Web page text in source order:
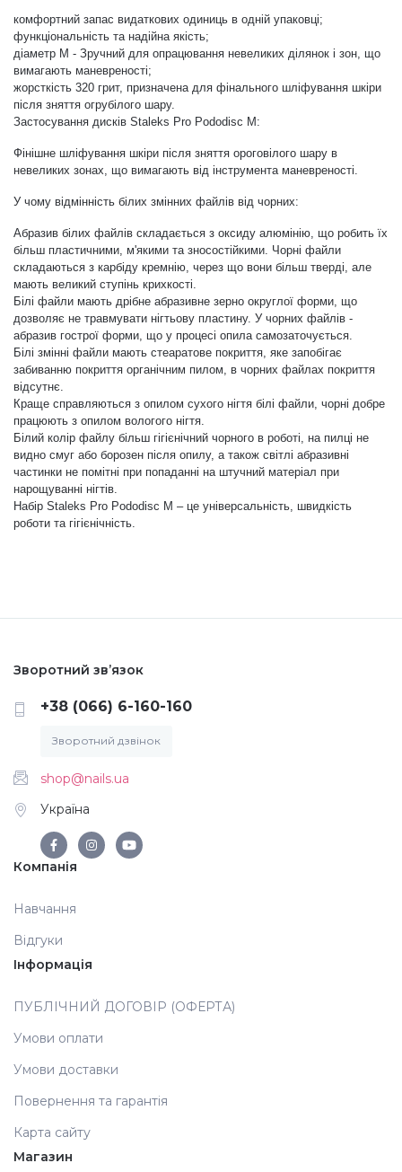
комфортний запас видаткових одиниць в одній упаковці;
функціональність та надійна якість;
діаметр M - Зручний для опрацювання невеликих ділянок і зон, що
вимагають маневреності;
жорсткість 320 грит, призначена для фінального шліфування шкіри
після зняття огрубілого шару.
Застосування дисків Staleks Pro Pododisc M:
Фінішне шліфування шкіри після зняття ороговілого шару в
невеликих зонах, що вимагають від інструмента маневреності.
У чому відмінність білих змінних файлів від чорних:
Абразив білих файлів складається з оксиду алюмінію, що робить їх
більш пластичними, м'якими та зносостійкими. Чорні файли
складаються з карбіду кремнію, через що вони більш тверді, але
мають великий ступінь крихкості.
Білі файли мають дрібне абразивне зерно округлої форми, що
дозволяє не травмувати нігтьову пластину. У чорних файлів -
абразив гострої форми, що у процесі опила самозаточується.
Білі змінні файли мають стеаратове покриття, яке запобігає
забиванню покриття органічним пилом, в чорних файлах покриття
відсутнє.
Краще справляються з опилом сухого нігтя білі файли, чорні добре
працюють з опилом вологого нігтя.
Білий колір файлу більш гігієнічний чорного в роботі, на пилці не
видно смуг або борозен після опилу, а також світлі абразивні
частинки не помітні при попаданні на штучний матеріал при
нарощуванні нігтів.
Набір Staleks Pro Pododisc M – це універсальність, швидкість
роботи та гігієнічність.
Зворотний зв’язок
+38 (066) 6-160-160
Зворотний дзвінок
shop@nails.ua
Україна
Компанія
Навчання
Відгуки
Інформація
ПУБЛІЧНИЙ ДОГОВІР (ОФЕРТА)
Умови оплати
Умови доставки
Повернення та гарантія
Карта сайту
Магазин